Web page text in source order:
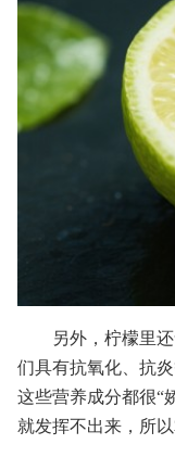
另外，柠檬里
们具有抗氧化、抗
这些营养成分都很“
就发挥不出来，所